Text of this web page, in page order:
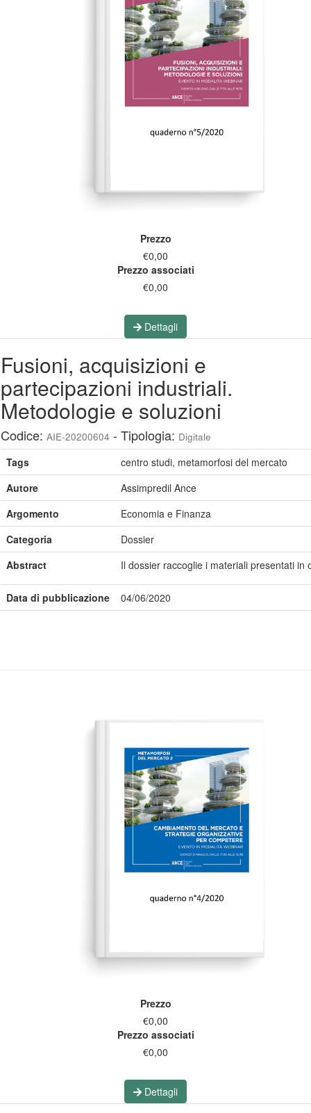
Prezzo
€0,00
Prezzo associati
€0,00
Dettagli
Fusioni, acquisizioni e
partecipazioni industriali.
Metodologie e soluzioni
Codice: AIE-20200604 - Tipologia: Digitale
Tags
centro studi, metamorfosi del mercato
Autore
Assimpredil Ance
Argomento
Economia e Finanza
Categoria
Dossier
Abstract
Il dossier raccoglie i materiali presentati
Data di pubblicazione 04/06/2020
Prezzo
€0,00
Prezzo associati
€0,00
Dettagli